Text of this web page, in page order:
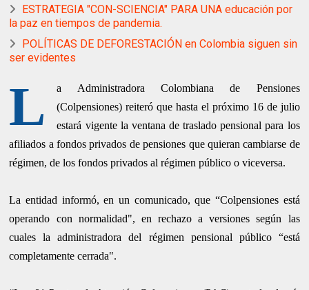
ESTRATEGIA "CON-SCIENCIA" PARA UNA educación por
la paz en tiempos de pandemia.
POLÍTICAS DE DEFORESTACIÓN en Colombia siguen sin
ser evidentes
L
a Administradora Colombiana de Pensiones
(Colpensiones) reiteró que hasta el próximo 16 de julio
estará vigente la ventana de traslado pensional para los
afiliados a fondos privados de pensiones que quieran cambiarse de
régimen, de los fondos privados al régimen público o viceversa.
La entidad informó, en un comunicado, que “Colpensiones está
operando con normalidad", en rechazo a versiones según las
cuales la administradora del régimen pensional público “está
completamente cerrada".